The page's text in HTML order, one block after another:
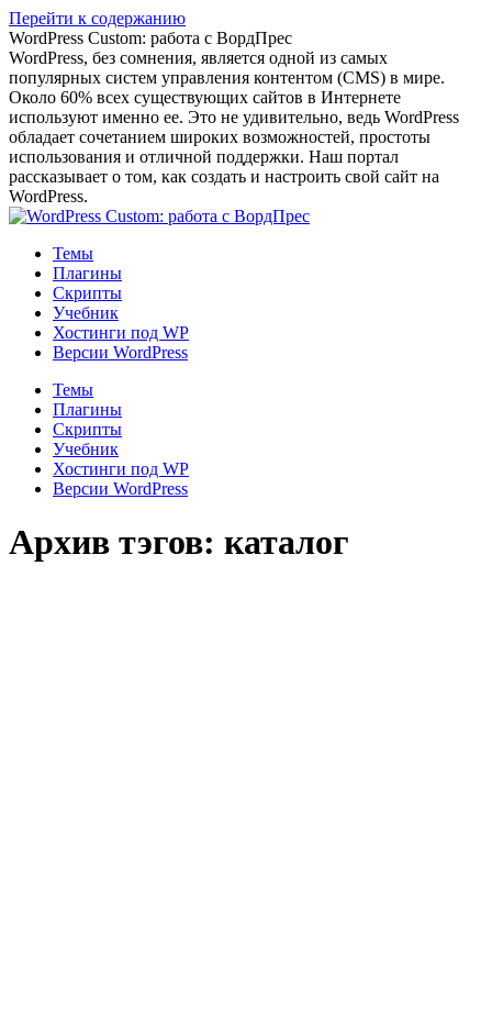
Перейти к содержанию
WordPress Custom: работа с ВордПрес
WordPress, без сомнения, является одной из самых
популярных систем управления контентом (CMS) в мире.
Около 60% всех существующих сайтов в Интернете
используют именно ее. Это не удивительно, ведь WordPress
обладает сочетанием широких возможностей, простоты
использования и отличной поддержки. Наш портал
рассказывает о том, как создать и настроить свой сайт на
WordPress.
Темы
Плагины
Скрипты
Учебник
Хостинги под WP
Версии WordPress
Темы
Плагины
Скрипты
Учебник
Хостинги под WP
Версии WordPress
Архив тэгов: каталог